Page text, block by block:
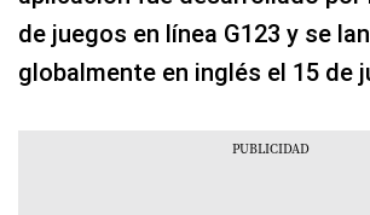
de juegos en línea G123 y se
globalmente en inglés el 15 de